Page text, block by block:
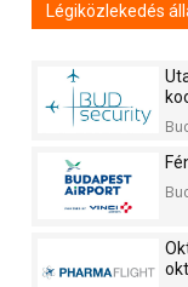
Légiközlekedés